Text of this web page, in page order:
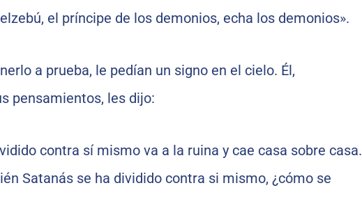
el príncipe de los demonios, echa los demonios».
a prueba, le pedían un signo en el cielo. Él,
pensamientos, les dijo:
contra sí mismo va a la ruina y cae casa sobre casa.
Satanás se ha dividido contra si mismo, ¿cómo se